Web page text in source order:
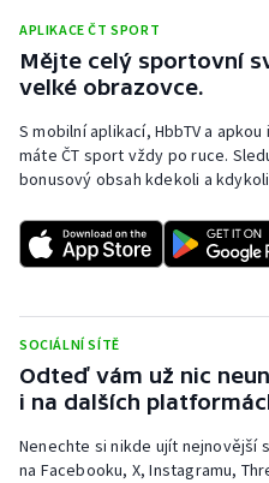
Ragby
Rychlobruslení
Rychlostní kanoistika
Short track
Stolní tenis
Triatlon
Veslování
APLIKACE ČT SPORT
Mějte celý sportovní
velké obrazovce.
S mobilní aplikací, HbbTV a
máte ČT sport vždy po ruce.
bonusový obsah kdekoli a
SOCIÁLNÍ SÍTĚ
Odteď vám už nic
i na dalších
Nenechte si nikde ujít nejnovější
na Facebooku, X, Instagramu,